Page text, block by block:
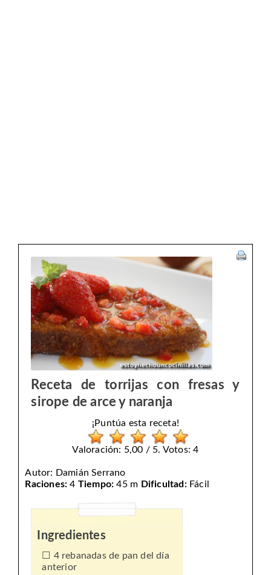
Receta de torrijas con fresas y
sirope de arce y naranja
¡Puntúa esta receta!
Valoración: 5,00 / 5. Votos: 4
Autor: Damián Serrano
Raciones: 4 Tiempo: 45 m Dificultad:Fácil
Ingredientes
4 rebanadas de pan del día
anterior